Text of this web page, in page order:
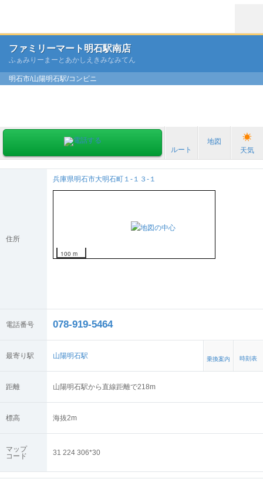
ファミリーマート明石駅南店
ふぁみりーまーとあかしえきみなみてん
明石市/山陽明石駅/コンビニ
ルート
地図
天気
住所
兵庫県明石市大明石町１-１３-１
100 m
電話番号 078-919-5464
最寄り駅 山陽明石駅 乗換案内 時刻表
距離 山陽明石駅から直線距離で218m
標高 海抜2m
マップ
コード
31 224 306*30